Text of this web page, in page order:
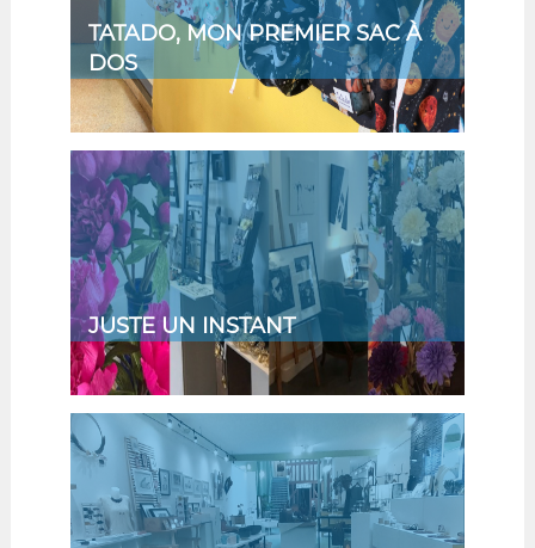
TATADO, MON PREMIER SAC À
DOS
JUSTE UN INSTANT